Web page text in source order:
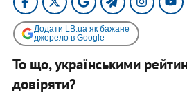
Додати LB.ua як бажане
джерело в Google
То що, українськими
довіряти?